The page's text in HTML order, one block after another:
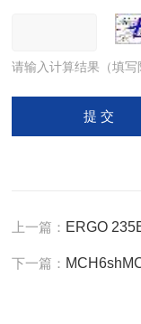
请输入计算结果（填
上一篇： ERGO
下一篇：